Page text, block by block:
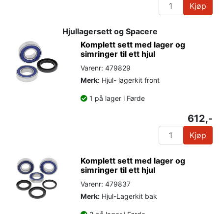
Kjøp
Hjullagersett og Spacere
Komplett sett med lager og
simringer til ett hjul
Varenr: 479829
Merk: Hjul- lagerkit front
1 på lager i Førde
612,-
Kjøp
Komplett sett med lager og
simringer til ett hjul
Varenr: 479837
Merk: Hjul-Lagerkit bak